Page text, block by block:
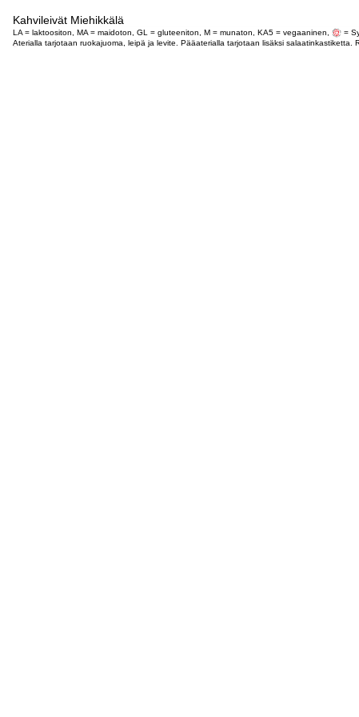
Kahvileivät Miehikkälä
LA = laktoositon, MA = maidoton, GL = gluteeniton, M = munaton, KA5 = vegaaninen,
=
Aterialla tarjotaan ruokajuoma, leipä ja levite. Pääaterialla tarjotaan lisäksi